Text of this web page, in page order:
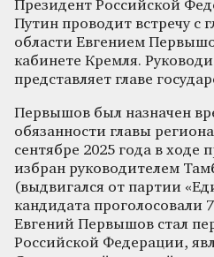
Президент Российской
Путин проводит встречу с
области Евгением
кабинете Кремля.
представляет главе
Первышов был назначен
обязанности главы
сентябре 2025 года в
избран руководителем
(выдвигался от партии
кандидата проголосовали
Евгений Первышов стал
Российской Федерации,